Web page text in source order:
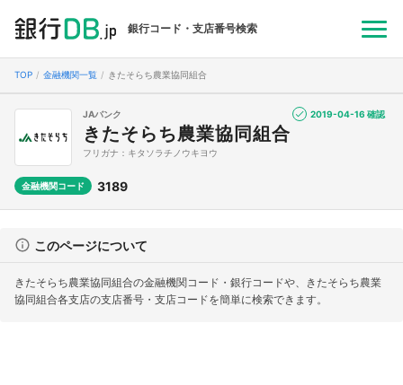
銀行コード・支店番号検索
TOP 金融機関一覧 きたそらち農業協同組合
JAバンク
きたそらち農業協同組合
フリガナ：キタソラチノウキヨウ
金融機関コード 3189
2019-04-16 確認
このページについて
きたそらち農業協同組合の金融機関コード・銀行コードや、きたそらち農業
協同組合各支店の支店番号・支店コードを簡単に検索できます。